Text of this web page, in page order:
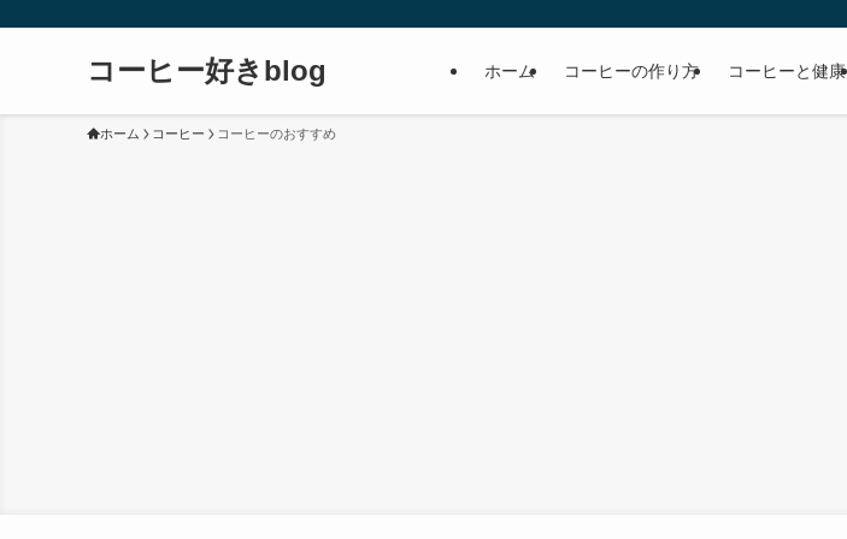
コーヒー好きblog ホーム コーヒーの作り方 コーヒーと健康
ホーム コーヒー コーヒーのおすすめ